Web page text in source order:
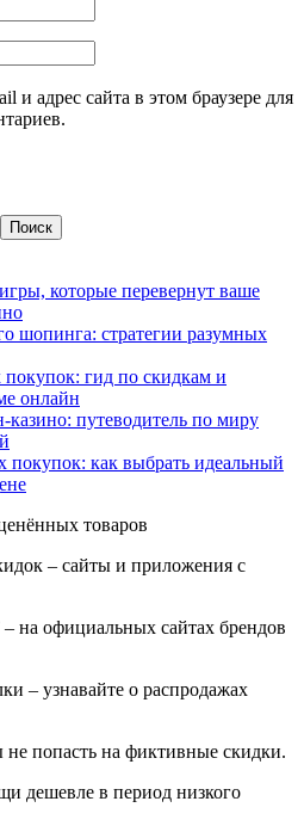
и адрес сайта в этом браузере для
Поиск
которые перевернут ваше
шопинга: стратегии разумных
гид по скидкам и
онлайн
путеводитель по миру
покупок: как выбрать идеальный
товаров
– сайты и приложения с
– на официальных сайтах брендов
– узнавайте о распродажах
попасть на фиктивные скидки.
дешевле в период низкого